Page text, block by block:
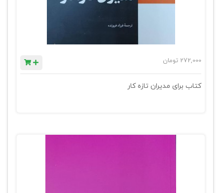
272,000 تومان
کتاب برای مدیران تازه کار